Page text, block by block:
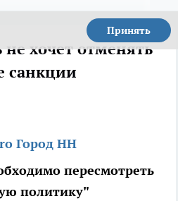
Принять
хочет отменять
санкции
Город НН
пересмотреть
политику"